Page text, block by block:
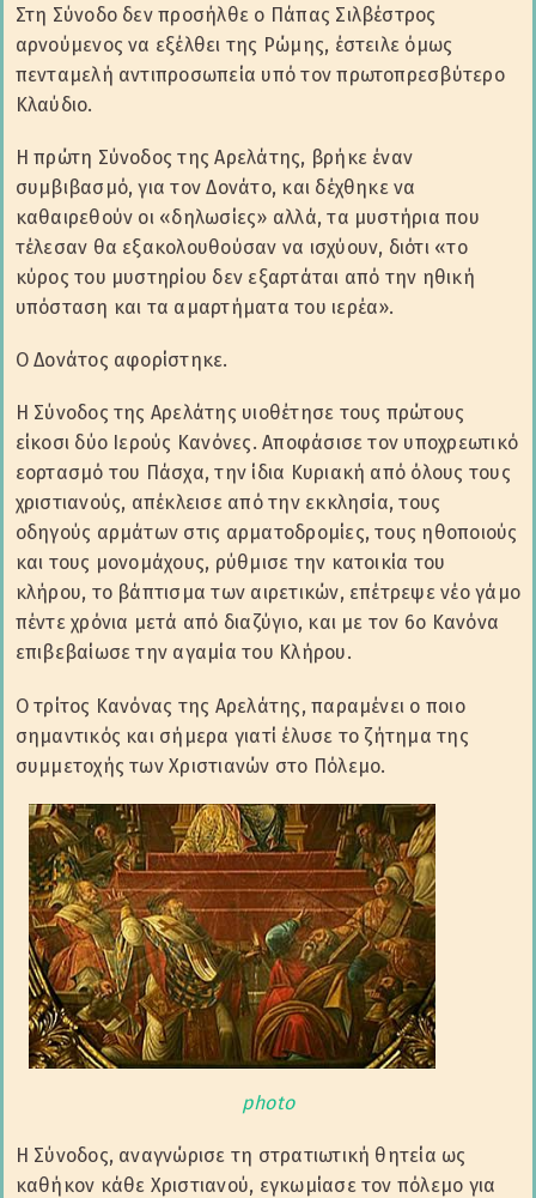
Στη Σύνοδο δεν προσήλθε ο Πάπας Σιλβέστρος
αρνούμενος να εξέλθει της Ρώμης, έστειλε όμως
πενταμελή αντιπροσωπεία υπό τον πρωτοπρεσβύτερο
Κλαύδιο.
Η πρώτη Σύνοδος της Αρελάτης, βρήκε έναν
συμβιβασμό, για τον Δονάτο, και δέχθηκε να
καθαιρεθούν οι «δηλωσίες» αλλά, τα μυστήρια που
τέλεσαν θα εξακολουθούσαν να ισχύουν, διότι «το
κύρος του μυστηρίου δεν εξαρτάται από την ηθική
υπόσταση και τα αμαρτήματα του ιερέα».
Ο Δονάτος αφορίστηκε.
Η Σύνοδος της Αρελάτης υιοθέτησε τους πρώτους
είκοσι δύο Ιερούς Κανόνες. Αποφάσισε τον υποχρεωτικό
εορτασμό του Πάσχα, την ίδια Κυριακή από όλους τους
χριστιανούς, απέκλεισε από την εκκλησία, τους
οδηγούς αρμάτων στις αρματοδρομίες, τους ηθοποιούς
και τους μονομάχους, ρύθμισε την κατοικία του
κλήρου, το βάπτισμα των αιρετικών, επέτρεψε νέο γάμο
πέντε χρόνια μετά από διαζύγιο, και με τον 6ο Κανόνα
επιβεβαίωσε την αγαμία του Κλήρου.
Ο τρίτος Κανόνας της Αρελάτης, παραμένει ο ποιο
σημαντικός και σήμερα γιατί έλυσε το ζήτημα της
συμμετοχής των Χριστιανών στο Πόλεμο.
photo
H Σύνοδος, αναγνώρισε τη στρατιωτική θητεία ως
καθήκον κάθε Χριστιανού, εγκωμίασε τον πόλεμο για